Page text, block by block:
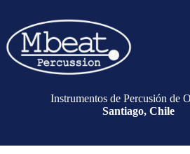
Instrumentos de Percusión de
Santiago, Chile